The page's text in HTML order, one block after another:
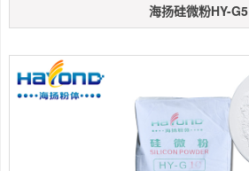
海扬硅微粉HY-G5